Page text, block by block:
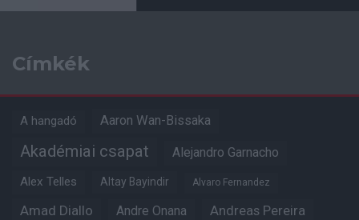
Címkék
A hangadó Aaron Wan-Bissaka
Akadémiai csapat Alejandro Garnacho
Alex Telles Altay Bayindir Alvaro Fernandez
Amad Diallo Andre Onana Andreas Pereira